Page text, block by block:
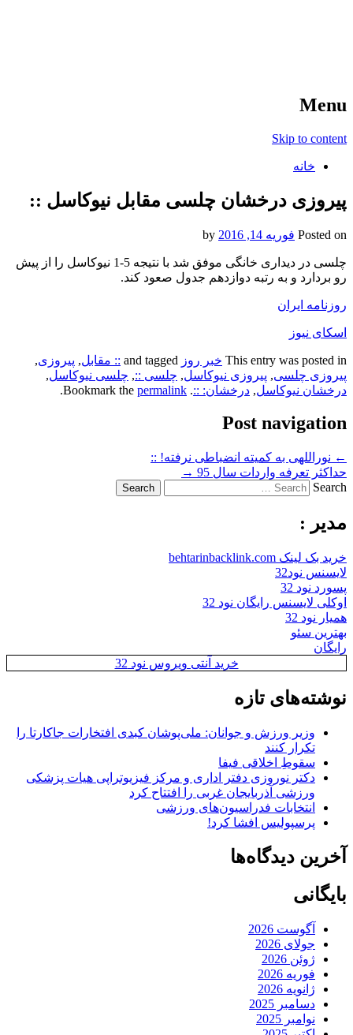
Menu
Skip to content
خانه
پیروزی درخشان چلسی مقابل نیوکاسل ::
Posted on فوریه 14, 2016
چلسی در دیداری خانگی موفق شد با نتیجه 5-1 نیوکاسل را از پیش
رو بردارد و به رتبه دوازدهم جدول صعود کند.
روزنامه ایران
اسکای نیوز
This entry was posted in خبر روز :: مقابل, پیروزی,
پیروزی چلسی, پیروزی نیوکاسل, چلسی ::, چلسی نیوکاسل,
درخشان نیوکاسل, درخشان: ::. Bookmark the
permalink
.
Post navigation
← نوراللهی به کمیته انضباطی نرفته! ::
حداکثر تعرفه واردات سال 95
→
Search
مدیر :
خرید بک لینک behtarinbacklink.com
لایسنس نود32
پسورد نود 32
اوکلی لایسنس رایگان نود 32
همیار نود 32
بهترین سئو
رایگان
خرید آنتی ویروس نود 32
نوشته‌های تازه
وزیر ورزش و جوانان: ملی‌پوشان کبدی افتخارات جاکارتا را
تکرار کنند
سقوطِ اخلاقی فیفا
دکتر نوروزی دفتر اداری و مرکز فیزیوتراپی هیات پزشکی
ورزشی آذربایجان غربی را افتتاح کرد
انتخابات فدراسیون‌های ورزشی
پرسپولیس افشا کرد!
آخرین دیدگاه‌ها
بایگانی
آگوست 2026
جولای 2026
ژوئن 2026
فوریه 2026
ژانویه 2026
دسامبر 2025
نوامبر 2025